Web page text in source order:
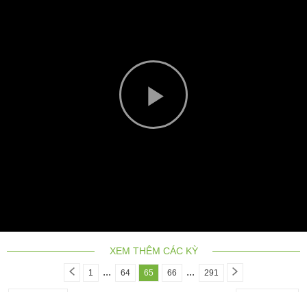
Play
XEM THÊM CÁC KỲ
1 ... 64 65 66 ... 291